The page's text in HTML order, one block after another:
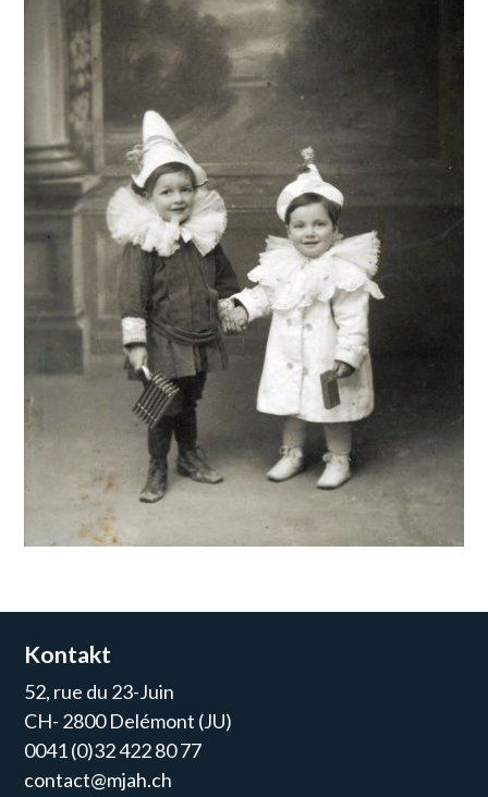
Kontakt
52, rue du 23-Juin
CH- 2800 Delémont (JU)
0041 (0)32 422 80 77
contact@mjah.ch